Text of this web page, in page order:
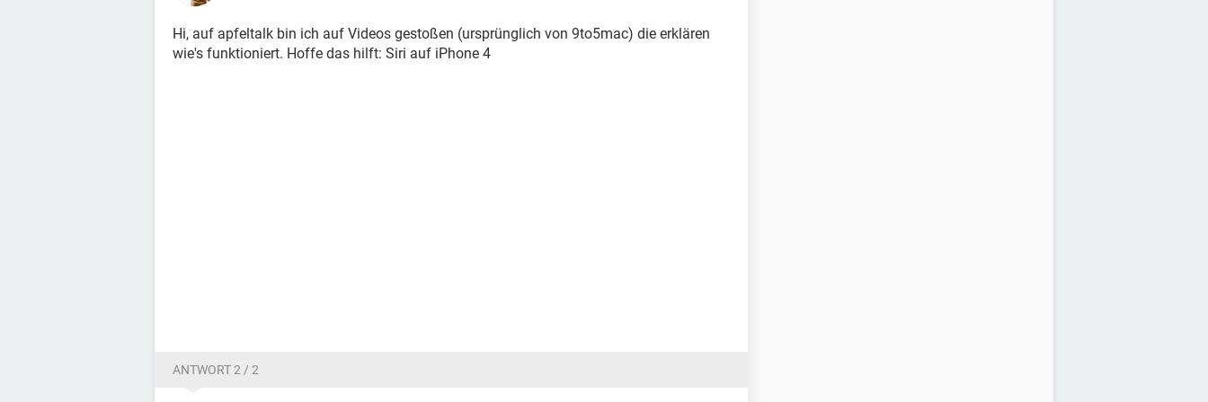
Hi, auf apfeltalk bin ich auf Videos gestoßen (ursprünglich von 9to5mac) die erklären
wie's funktioniert. Hoffe das hilft: Siri auf iPhone 4
ANTWORT 2 / 2